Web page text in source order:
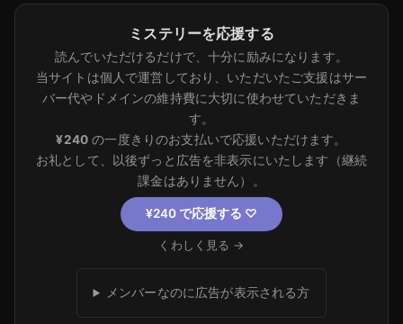
ミステリーを応援する
読んでいただけるだけで、十分に励みになります。
当サイトは個人で運営しており、いただいたご支援はサー
バー代やドメインの維持費に大切に使わせていただきま
す。
¥240 の一度きりのお支払いで応援いただけます。
お礼として、以後ずっと広告を非表示にいたします（継続
課金はありません）。
¥240 で応援する ♡
くわしく見る →
メンバーなのに広告が表示される方